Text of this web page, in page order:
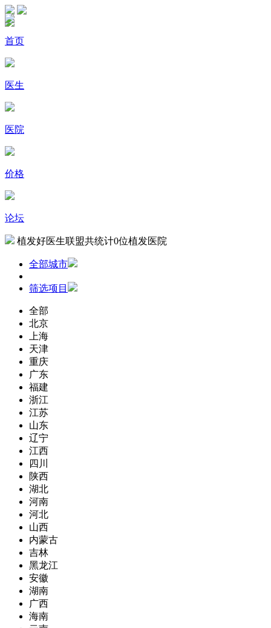
首页
医生
医院
价格
论坛
植发好医生联盟共统计0位植发医院
全部城市
筛选项目
全部
北京
上海
天津
重庆
广东
福建
浙江
江苏
山东
辽宁
江西
四川
陕西
湖北
河南
河北
山西
内蒙古
吉林
黑龙江
安徽
湖南
广西
海南